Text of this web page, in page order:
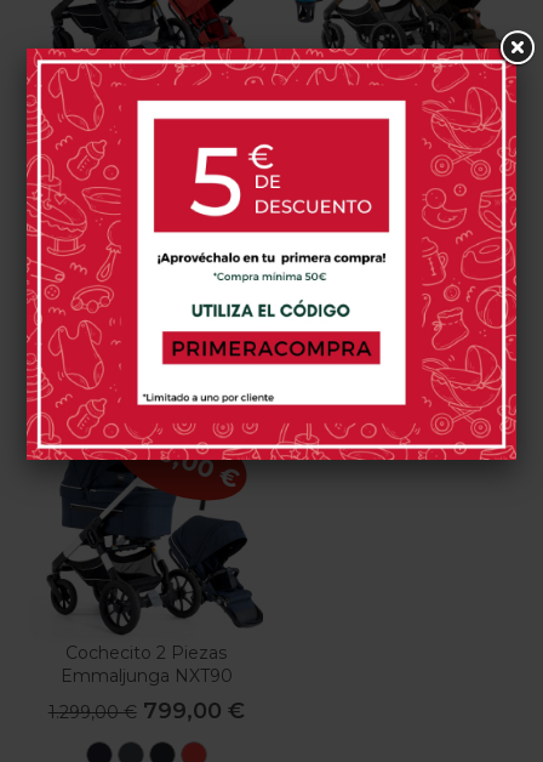
Cochecito 2 Piezas
Emmaljunga NXT60
1.199,00 €
599,00 €
Sporty
Red
0 opinión(es)
Comprar
Cochecito 2 Piezas
Emmaljunga NXT90
Edición Especial Olive
1.249,00 €
0 opinión(es)
Comprar
Cochecito 2 Piezas
Emmaljunga NXT90
1.299,00 € 799,00 €
Lounge
LoungeOutdoor
Sporty
-500,00 €